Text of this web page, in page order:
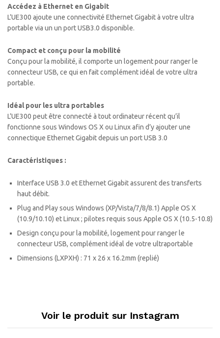
Accédez à Ethernet en Gigabit
L’UE300 ajoute une connectivité Ethernet Gigabit à votre ultra
portable via un un port USB3.0 disponible.
Compact et conçu pour la mobilité
Conçu pour la mobilité, il comporte un logement pour ranger le
connecteur USB, ce qui en fait complément idéal de votre ultra
portable.
Idéal pour les ultra portables
L’UE300 peut être connecté à tout ordinateur récent qu’il
fonctionne sous Windows OS X ou Linux afin d’y ajouter une
connectique Ethernet Gigabit depuis un port USB 3.0
Caractéristiques :
Interface USB 3.0 et Ethernet Gigabit assurent des transferts
haut débit.
Plug and Play sous Windows (XP/Vista/7/8/8.1) Apple OS X
(10.9/10.10) et Linux ; pilotes requis sous Apple OS X (10.5-10.8)
Design conçu pour la mobilité, logement pour ranger le
connecteur USB, complément idéal de votre ultraportable
Dimensions (LXPXH) : 71 x 26 x 16.2mm (replié)
Voir le produit sur Instagram